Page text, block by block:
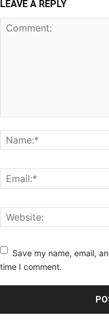
LEAVE A REPLY
Save my name, email,
time I comment.